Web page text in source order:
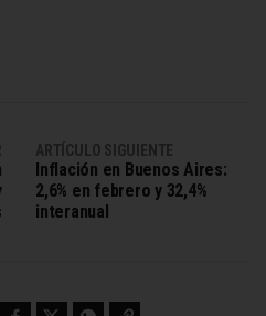
ARTÍCULO SIGUIENTE
Inflación en Buenos Aires:
2,6% en febrero y 32,4%
interanual